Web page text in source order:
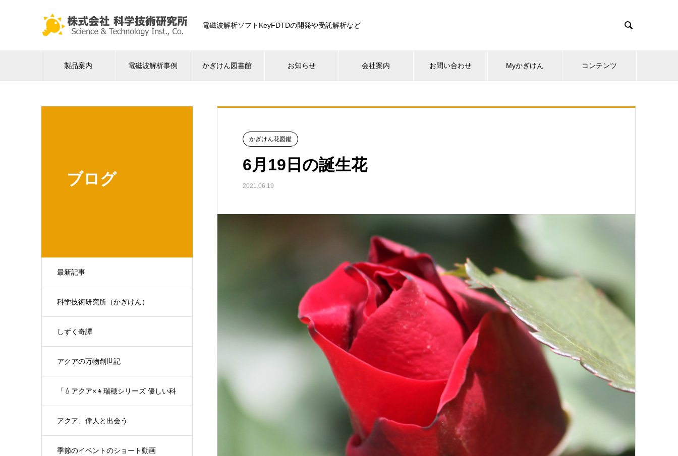
電磁波解析ソフトKeyFDTDの開発や受託解析など 
製品案内 電磁波解析事例 かぎけん図書館 お知らせ 会社案内 お問い合わせ Myかぎけん コンテンツ
ブログ
最新記事
科学技術研究所（かぎけん）
しずく奇譚
アクアの万物創世記
「💧アクア×👧瑞穂シリーズ 優しい科
学の対話」
アクア、偉人と出会う
季節のイベントのショート動画
かぎけん花図鑑
6月19日の誕生花
2021.06.19